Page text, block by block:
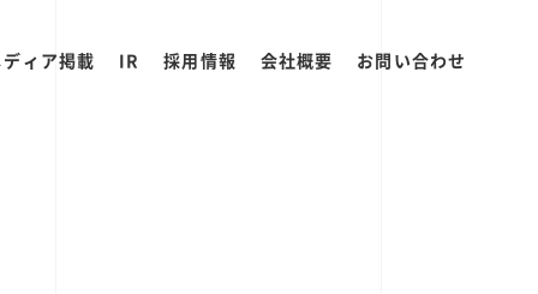
ィア掲載 IR 採用情報 会社概要 お問い合わせ